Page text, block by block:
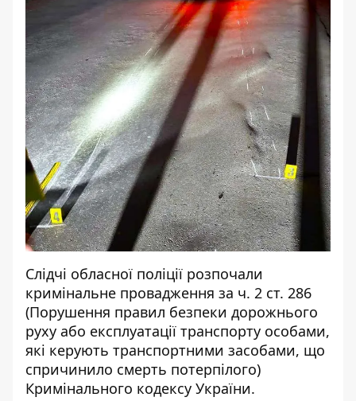
Слідчі обласної поліції розпочали
кримінальне провадження за ч. 2 ст. 286
(Порушення правил безпеки дорожнього
руху або експлуатації транспорту особами,
які керують транспортними засобами, що
спричинило смерть потерпілого)
Кримінального кодексу України.